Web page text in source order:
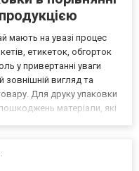
мають на увазі процес
етикеток, обгорток
у привертанні уваги
вигляд та
Для друку упаковки
матеріали, які